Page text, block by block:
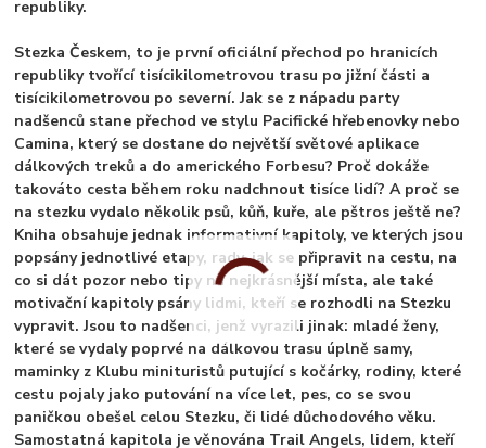
republiky.
Stezka Českem, to je první oficiální přechod po hranicích
republiky tvořící tisícikilometrovou trasu po jižní části a
tisícikilometrovou po severní. Jak se z nápadu party
nadšenců stane přechod ve stylu Pacifické hřebenovky nebo
Camina, který se dostane do největší světové aplikace
dálkových treků a do amerického Forbesu? Proč dokáže
takováto cesta během roku nadchnout tisíce lidí? A proč se
na stezku vydalo několik psů, kůň, kuře, ale pštros ještě ne?
Kniha obsahuje jednak informativní kapitoly, ve kterých jsou
popsány jednotlivé etapy, rady, jak se připravit na cestu, na
co si dát pozor nebo tipy na nejkrásnější místa, ale také
motivační kapitoly psány lidmi, kteří se rozhodli na Stezku
vypravit. Jsou to nadšenci, jenž vyrazili jinak: mladé ženy,
které se vydaly poprvé na dálkovou trasu úplně samy,
maminky z Klubu minituristů putující s kočárky, rodiny, které
cestu pojaly jako putování na více let, pes, co se svou
paničkou obešel celou Stezku, či lidé důchodového věku.
Samostatná kapitola je věnována Trail Angels, lidem, kteří